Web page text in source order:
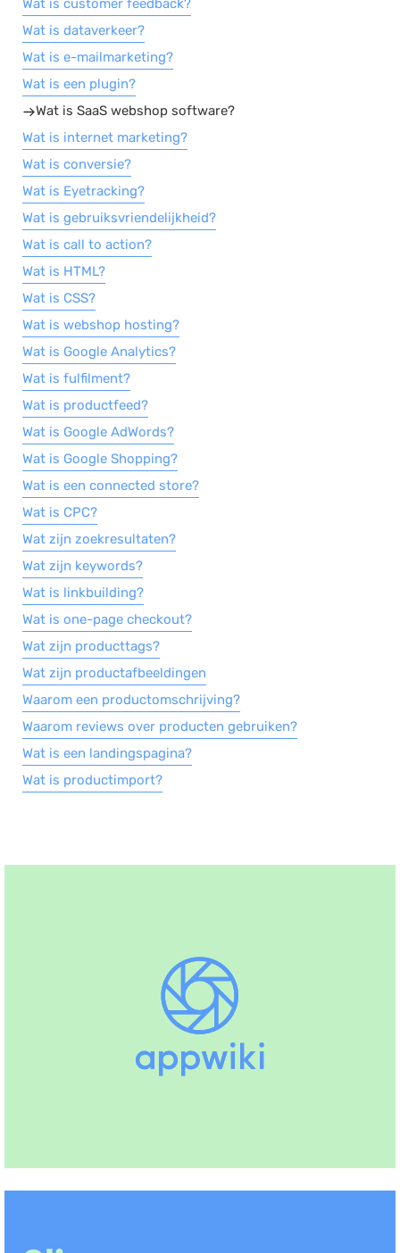
Wat is customer feedback?
Wat is dataverkeer?
Wat is e-mailmarketing?
Wat is een plugin?
Wat is SaaS webshop software?
Wat is internet marketing?
Wat is conversie?
Wat is Eyetracking?
Wat is gebruiksvriendelijkheid?
Wat is call to action?
Wat is HTML?
Wat is CSS?
Wat is webshop hosting?
Wat is Google Analytics?
Wat is fulfilment?
Wat is productfeed?
Wat is Google AdWords?
Wat is Google Shopping?
Wat is een connected store?
Wat is CPC?
Wat zijn zoekresultaten?
Wat zijn keywords?
Wat is linkbuilding?
Wat is one-page checkout?
Wat zijn producttags?
Wat zijn productafbeeldingen
Waarom een productomschrijving?
Waarom reviews over producten gebruiken?
Wat is een landingspagina?
Wat is productimport?